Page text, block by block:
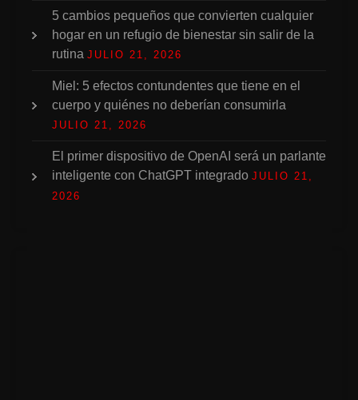
5 cambios pequeños que convierten cualquier
hogar en un refugio de bienestar sin salir de la
rutina JULIO 21, 2026
Miel: 5 efectos contundentes que tiene en el
cuerpo y quiénes no deberían consumirla
JULIO 21, 2026
El primer dispositivo de OpenAI será un parlante
inteligente con ChatGPT integrado JULIO 21,
2026